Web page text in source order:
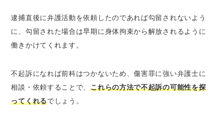
逮捕直後に弁護活動を依頼したのであれば勾留されないよう
に、勾留された場合は早期に身体拘束から解放されるように
働きかけてくれます。
不起訴になれば前科はつかないため、傷害罪に強い弁護士に
相談・依頼することで、これらの方法で不起訴の可能性を探
ってくれるでしょう。